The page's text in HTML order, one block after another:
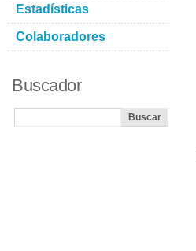
Estadísticas
Colaboradores
Buscador